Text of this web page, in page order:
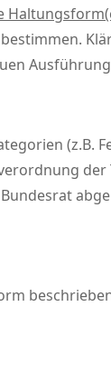
(z.B.
der